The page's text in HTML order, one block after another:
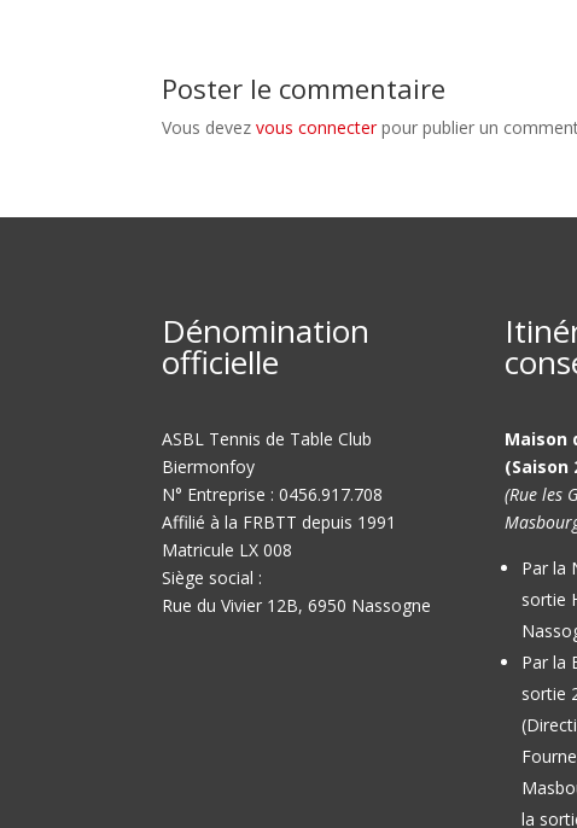
Poster le commentaire
Vous devezvous connecterpour publier un
Dénomination
officielle
ASBL Tennis de Table Club
Biermonfoy
N° Entreprise : 0456.917.708
Affilié à la FRBTT depuis 1991
Matricule LX 008
Siège social :
Rue du Vivier 12B, 6950 Nassogne
Maison
(Saison
(Rue les
Par la
sortie
Par la
sortie
la